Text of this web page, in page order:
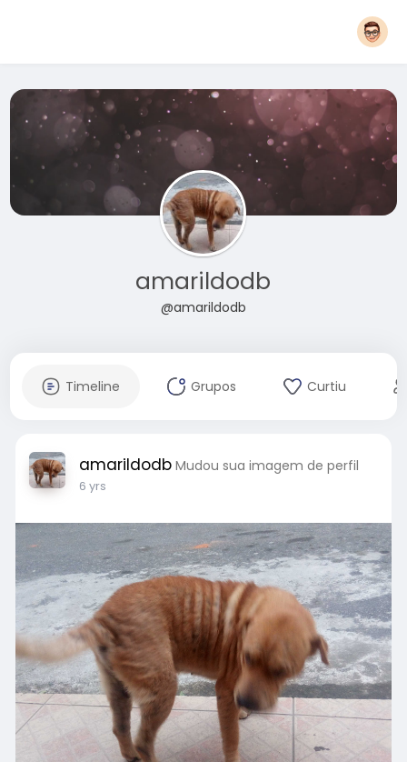
amarildodb
@amarildodb
Timeline Grupos Curtiu
amarildodb Mudou sua imagem de perfil
6 yrs